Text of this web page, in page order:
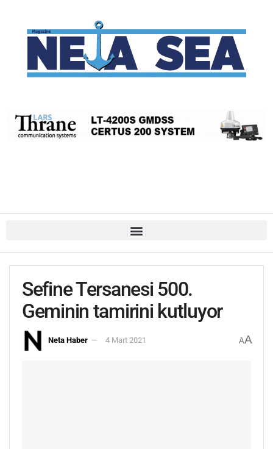
Sefine Tersanesi 500.
Geminin tamirini kutluyor
Neta Haber 4 Mart 2021 AA